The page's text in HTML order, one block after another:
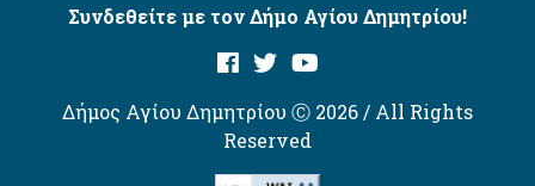
Συνδεθείτε με τον Δήμο Αγίου Δημητρίου!
Δήμος Αγίου Δημητρίου Ⓒ 2026 / All Rights
Reserved